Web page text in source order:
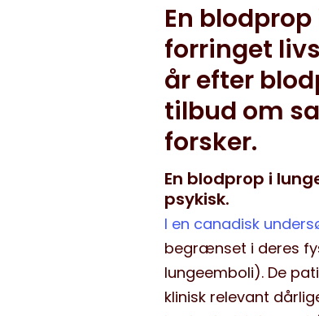
En
forringet
år efter
tilbud om
forsker.
En blodprop i
psykisk.
I en canadisk
begrænset i deres
lungeemboli). De
klinisk relevant